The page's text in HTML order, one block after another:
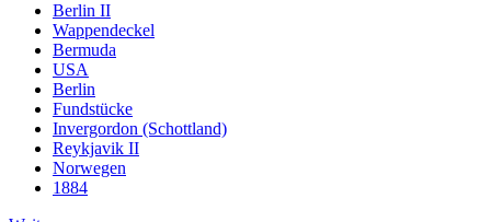
Berlin II
Wappendeckel
Bermuda
USA
Berlin
Fundstücke
Invergordon (Schottland)
Reykjavik II
Norwegen
1884